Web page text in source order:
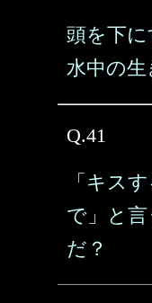
頭を下
水中の生
Q.41
「キス
で」と
だ？